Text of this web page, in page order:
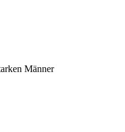
Männer